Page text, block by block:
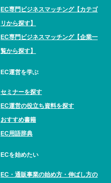
EC専門ビジネスマッチング【カテゴ
リから探す】
EC専門ビジネスマッチング【企業一
覧から探す】
EC運営を学ぶ
セミナーを探す
EC運営の役立ち資料を探す
おすすめ書籍
EC用語辞典
ECを始めたい
EC・通販事業の始め方・伸ばし方の